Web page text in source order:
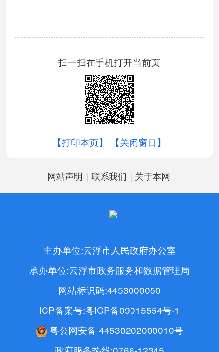
扫一扫在手机打开当前页
【打印本页】 【关闭窗口】
网站声明 | 联系我们 | 关于本网
主办单位:云浮市人民政府办公室
承办单位:云浮市政务服务和数据管理局
网站标识码:4453000050
ICP备案号:粤ICP备09015554号-1
粤公网安备 44530202000010号